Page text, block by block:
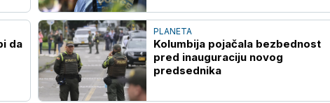
da
PLANETA
Kolumbija pojačala bezbednost
pred inauguraciju novog
predsednika